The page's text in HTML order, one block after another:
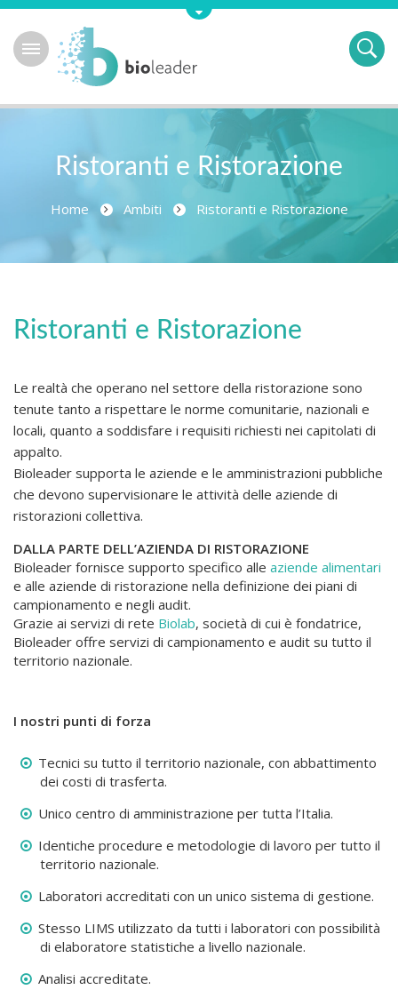
Ristoranti e Ristorazione
Home Ambiti Ristoranti e Ristorazione
Ristoranti e Ristorazione
Le realtà che operano nel settore della ristorazione sono
tenute tanto a rispettare le norme comunitarie, nazionali e
locali, quanto a soddisfare i requisiti richiesti nei capitolati di
appalto.
Bioleader supporta le aziende e le amministrazioni pubbliche
che devono supervisionare le attività delle aziende di
ristorazioni collettiva.
DALLA PARTE DELL’AZIENDA DI RISTORAZIONE
Bioleader fornisce supporto specifico alle aziende alimentari
e alle aziende di ristorazione nella definizione dei piani di
campionamento e negli audit.
Grazie ai servizi di rete Biolab, società di cui è fondatrice,
Bioleader offre servizi di campionamento e audit su tutto il
territorio nazionale.
I nostri punti di forza
Tecnici su tutto il territorio nazionale, con abbattimento
dei costi di trasferta.
Unico centro di amministrazione per tutta l’Italia.
Identiche procedure e metodologie di lavoro per tutto il
territorio nazionale.
Laboratori accreditati con un unico sistema di gestione.
Stesso LIMS utilizzato da tutti i laboratori con possibilità
di elaboratore statistiche a livello nazionale.
Analisi accreditate.